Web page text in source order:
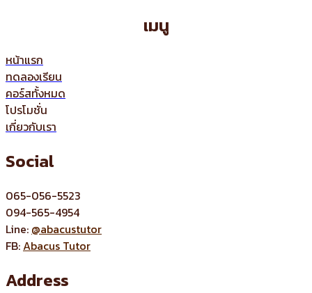
เมนู
หน้าแรก
ทดลองเรียน
คอร์สทั้งหมด
โปรโมชั่น
เกี่ยวกับเรา
Social
065-056-5523
094-565-4954
Line: @abacustutor
FB:Abacus Tutor
Address